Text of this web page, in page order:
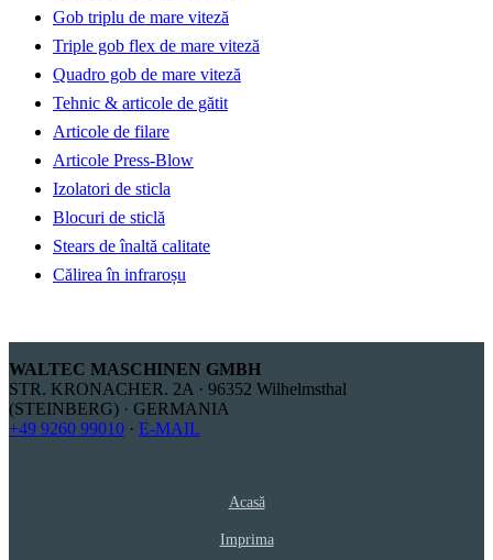
Gob triplu de mare viteză
Triple gob flex de mare viteză
Quadro gob de mare viteză
Tehnic & articole de gătit
Articole de filare
Articole Press-Blow
Izolatori de sticla
Blocuri de sticlă
Stears de înaltă calitate
Călirea în infraroșu
WALTEC MASCHINEN GMBH
STR. KRONACHER. 2A · 96352 Wilhelmsthal
(STEINBERG) · GERMANIA
+49 9260 99010 · E-MAIL
Acasă
Imprima